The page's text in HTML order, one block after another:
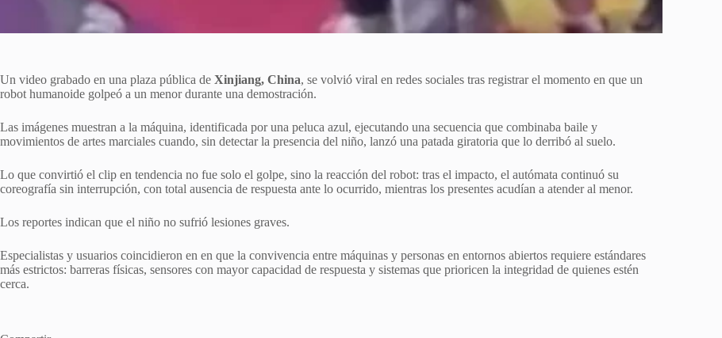
Un video grabado en una plaza pública de Xinjiang, China, se volvió viral en redes sociales tras registrar el momento en que un
robot humanoide golpeó a un menor durante una demostración.
Las imágenes muestran a la máquina, identificada por una peluca azul, ejecutando una secuencia que combinaba baile y
movimientos de artes marciales cuando, sin detectar la presencia del niño, lanzó una patada giratoria que lo derribó al suelo.
Lo que convirtió el clip en tendencia no fue solo el golpe, sino la reacción del robot: tras el impacto, el autómata continuó su
coreografía sin interrupción, con total ausencia de respuesta ante lo ocurrido, mientras los presentes acudían a atender al menor.
Los reportes indican que el niño no sufrió lesiones graves.
Especialistas y usuarios coincidieron en en que la convivencia entre máquinas y personas en entornos abiertos requiere estándares
más estrictos: barreras físicas, sensores con mayor capacidad de respuesta y sistemas que prioricen la integridad de quienes estén
cerca.